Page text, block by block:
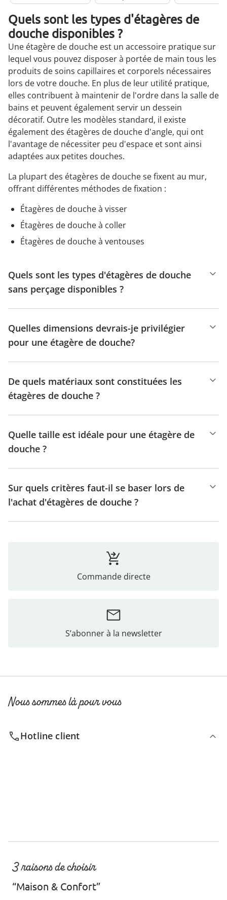
Quels sont les types d'étagères de
douche disponibles ?
Une étagère de douche est un accessoire pratique sur
lequel vous pouvez disposer à portée de main tous les
produits de soins capillaires et corporels nécessaires
lors de votre douche. En plus de leur utilité pratique,
elles contribuent à maintenir de l'ordre dans la salle de
bains et peuvent également servir un dessein
décoratif. Outre les modèles standard, il existe
également des étagères de douche d'angle, qui ont
l'avantage de nécessiter peu d'espace et sont ainsi
adaptées aux petites douches.
La plupart des étagères de douche se fixent au mur,
offrant différentes méthodes de fixation :
Étagères de douche à visser
Étagères de douche à coller
Étagères de douche à ventouses
Quels sont les types d'étagères de douche
sans perçage disponibles ?
Quelles dimensions devrais-je privilégier
pour une étagère de douche?
De quels matériaux sont constituées les
étagères de douche ?
Quelle taille est idéale pour une étagère de
douche ?
Sur quels critères faut-il se baser lors de
l'achat d'étagères de douche ?
Commande directe
S’abonner à la newsletter
Nous sommes là pour vous
Hotline client
3 raisons de choisir
“Maison & Confort”